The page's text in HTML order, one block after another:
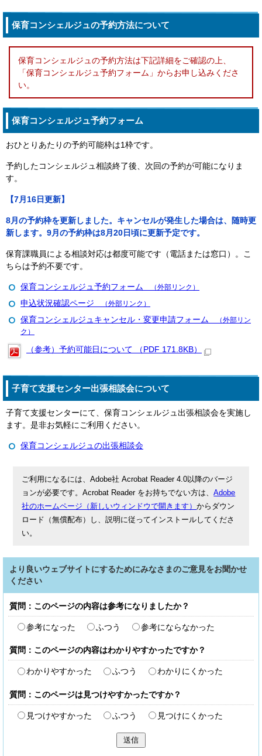
保育コンシェルジュの予約方法について
保育コンシェルジュの予約方法は下記詳細をご確認の上、
「保育コンシェルジュ予約フォーム」からお申し込みくださ
い。
保育コンシェルジュ予約フォーム
おひとりあたりの予約可能枠は1枠です。
予約したコンシェルジュ相談終了後、次回の予約が可能になりま
す。
【7月16日更新】
8月の予約枠を更新しました。キャンセルが発生した場合は、随時更
新します。9月の予約枠は8月20日頃に更新予定です。
保育課職員による相談対応は都度可能です（電話または窓口）。こ
ちらは予約不要です。
保育コンシェルジュ予約フォーム （外部リンク）
申込状況確認ページ （外部リンク）
保育コンシェルジュキャンセル・変更申請フォーム （外部リン
ク）
（参考）予約可能日について （PDF 171.8KB）
子育て支援センター出張相談会について
子育て支援センターにて、保育コンシェルジュ出張相談会を実施し
ます。是非お気軽にご利用ください。
保育コンシェルジュの出張相談会
ご利用になるには、Adobe社 Acrobat Reader 4.0以降のバージ
ョンが必要です。Acrobat Reader をお持ちでない方は、Adobe
社のホームページ（新しいウィンドウで開きます）からダウン
ロード（無償配布）し、説明に従ってインストールしてくださ
い。
より良いウェブサイトにするためにみなさまのご意見をお聞かせ
ください
質問：このページの内容は参考になりましたか？
参考になった ふつう 参考にならなかった
質問：このページの内容はわかりやすかったですか？
わかりやすかった ふつう わかりにくかった
質問：このページは見つけやすかったですか？
見つけやすかった ふつう 見つけにくかった
送信